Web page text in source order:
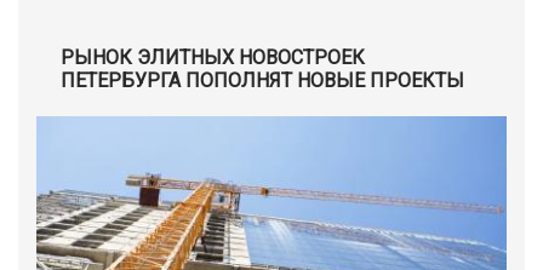
РЫНОК ЭЛИТНЫХ НОВОСТРОЕК
ПЕТЕРБУРГА ПОПОЛНЯТ НОВЫЕ ПРОЕКТЫ